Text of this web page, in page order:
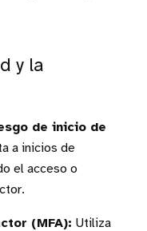
y la
de inicio de
a inicios de
el acceso o
(MFA): Utiliza